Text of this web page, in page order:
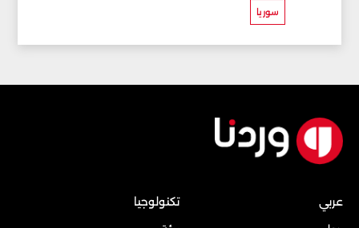
سوريا
عربي
تكنولوجيا